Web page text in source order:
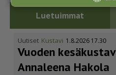
Luetuimmat
Uutiset Kustavi 1.8.2026 17.30
Vuoden
Annaleena Hakola